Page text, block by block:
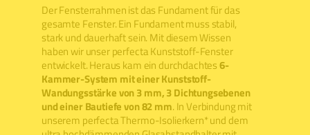
Der Fensterrahmen ist das Fundament für das
gesamte Fenster. Ein Fundament muss stabil,
stark und dauerhaft sein. Mit diesem Wissen
haben wir unser perfecta Kunststoff-Fenster
entwickelt. Heraus kam ein durchdachtes6-
Kammer-System mit einer Kunststoff-
Wandungsstärke von 3 mm, 3 Dichtungsebenen
und einer Bautiefe von 82 mm. In Verbindung mit
unserem perfecta Thermo-Isolierkern* und dem